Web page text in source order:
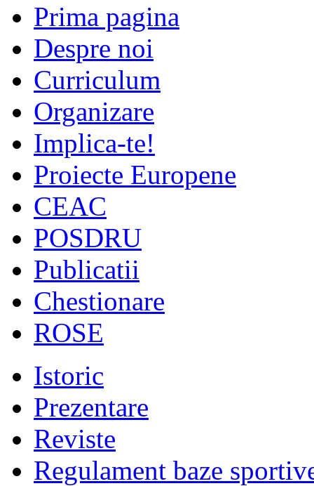
Prima pagina
Despre noi
Curriculum
Organizare
Implica-te!
Proiecte Europene
CEAC
POSDRU
Publicatii
Chestionare
ROSE
Istoric
Prezentare
Reviste
Regulament baze